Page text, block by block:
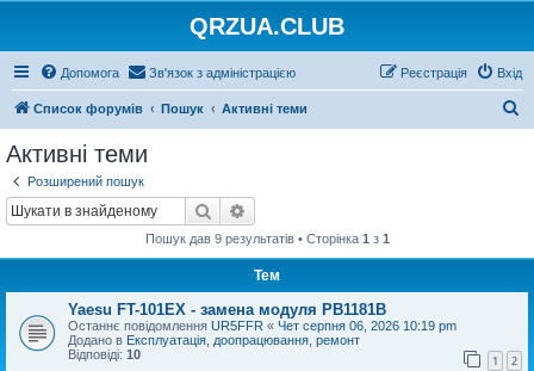
QRZUA.CLUB
Допомога Зв'язок з адміністрацією Вхід
Реєстрація
Список форумів Пошук Активні теми
Активні теми
Розширений пошук
Пошук
Пошук дав 9 результатів • Сторінка 1 з 1
Тем
Yaesu FT-101EX - замена модуля PB1181B
Останнє повідомлення UR5FFR « Чет серпня 06, 2026 10:19 pm
Додано в Експлуатація, доопрацювання, ремонт
Відповіді: 10 1 2